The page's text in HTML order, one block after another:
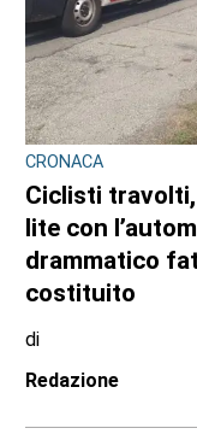
CRONACA
Ciclisti
lite con
drammatico
costituito
di
Redazione